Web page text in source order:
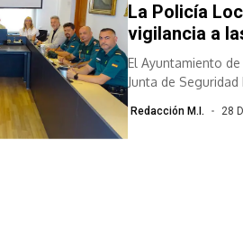
La Policía
vigilancia a
El Ayuntamiento
Junta de
Redacción M.I. 28